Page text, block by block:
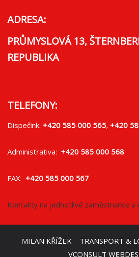
ADRESA:
PRŮMYSLOVÁ 13,
REPUBLIKA
TELEFONY:
Dispečink: +420 585 000 565, +420
Administrativa: +420 585 000 568
FAX: +420 585 000 567
Kontakty na jednotlivé zaměstnance a
MILAN KŘÍŽEK – TRANSPORT &
VCONSULT